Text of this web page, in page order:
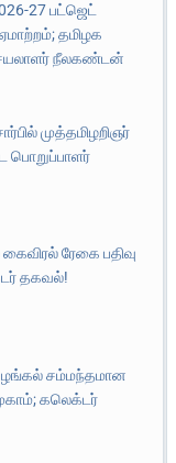
27 பட்ஜெட்
தமிழக
நீலகண்டன்
முத்தமிழறிஞர்
பொறுப்பாளர்
ரேகை பதிவு
தகவல்!
சம்மந்தமான
கலெக்டர்